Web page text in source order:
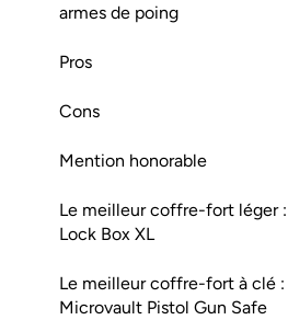
armes de poing
Pros
Cons
Mention honorable
Le meilleur coffre-fort léger
Lock Box XL
Le meilleur coffre-fort à clé
Microvault Pistol Gun Safe